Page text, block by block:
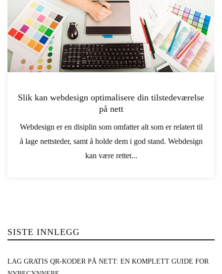
Slik kan webdesign optimalisere din tilstedeværelse
på nett
Webdesign er en disiplin som omfatter alt som er relatert til
å lage nettsteder, samt å holde dem i god stand. Webdesign
kan være rettet...
SISTE INNLEGG
LAG GRATIS QR-KODER PÅ NETT: EN KOMPLETT GUIDE FOR